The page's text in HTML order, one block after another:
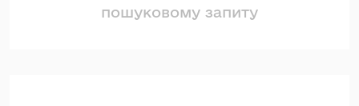
пошуковому запиту